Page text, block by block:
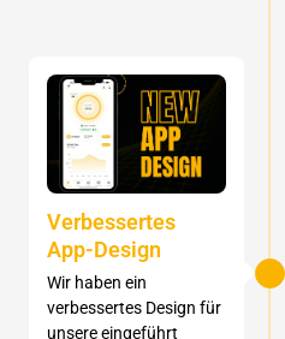
Verbessertes
App-Design
Wir haben ein
verbessertes Design für
unsere eingeführt